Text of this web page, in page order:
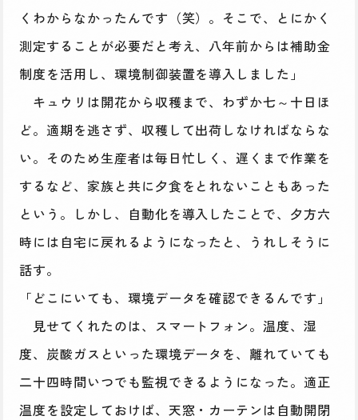
くわからなかったんです（笑）。そこで、とにかく
測定することが必要だと考え、八年前からは補助金
制度を活用し、環境制御装置を導入しました」
キュウリは開花から収穫まで、わずか七～十日ほ
ど。適期を逃さず、収穫して出荷しなければならな
い。そのため生産者は毎日忙しく、遅くまで作業を
するなど、家族と共に夕食をとれないこともあった
という。しかし、自動化を導入したことで、夕方六
時には自宅に戻れるようになったと、うれしそうに
話す。
「どこにいても、環境データを確認できるんです」
見せてくれたのは、スマートフォン。温度、湿
度、炭酸ガスといった環境データを、離れていても
二十四時間いつでも監視できるようになった。適正
温度を設定しておけば、天窓・カーテンは自動開閉